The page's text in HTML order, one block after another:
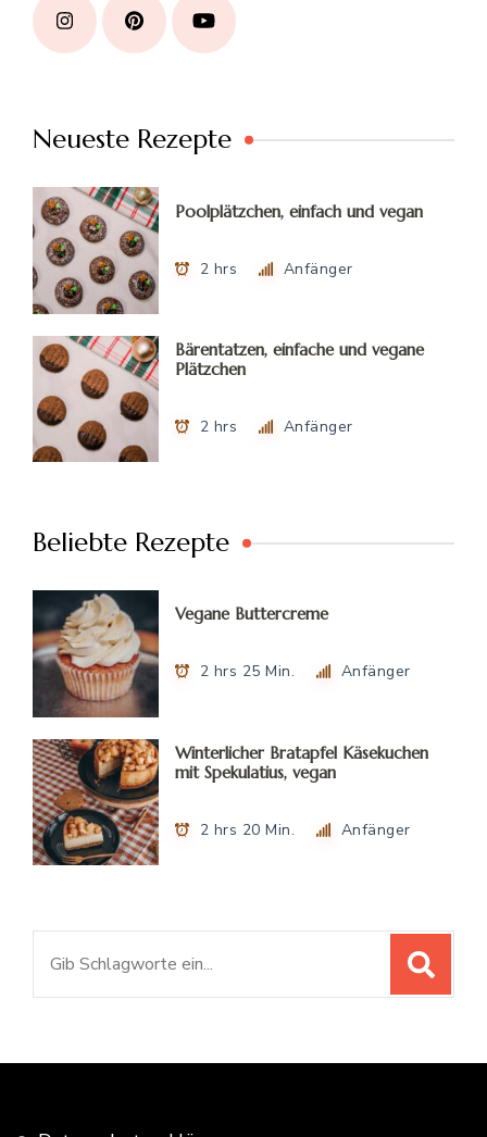
Neueste Rezepte
Poolplätzchen, einfach und vegan
2 hrs Anfänger
Bärentatzen, einfache und vegane
Plätzchen
2 hrs Anfänger
Beliebte Rezepte
Vegane Buttercreme
2 hrs 25 Min. Anfänger
Winterlicher Bratapfel Käsekuchen
mit Spekulatius, vegan
2 hrs 20 Min. Anfänger